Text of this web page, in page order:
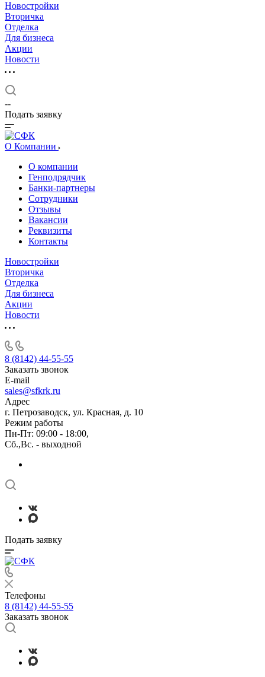
Новостройки
Вторичка
Отделка
Для бизнеса
Акции
Новости
--
Подать заявку
О Компании
О компании
Генподрядчик
Банки-партнеры
Сотрудники
Отзывы
Вакансии
Реквизиты
Контакты
Новостройки
Вторичка
Отделка
Для бизнеса
Акции
Новости
8 (8142) 44-55-55
Заказать звонок
E-mail
sales@sfkrk.ru
Адрес
г. Петрозаводск, ул. Красная, д. 10
Режим работы
Пн-Пт: 09:00 - 18:00,
Сб.,Вс. - выходной
Подать заявку
Телефоны
8 (8142) 44-55-55
Заказать звонок